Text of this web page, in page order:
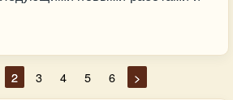
2 3 4 5 6 >